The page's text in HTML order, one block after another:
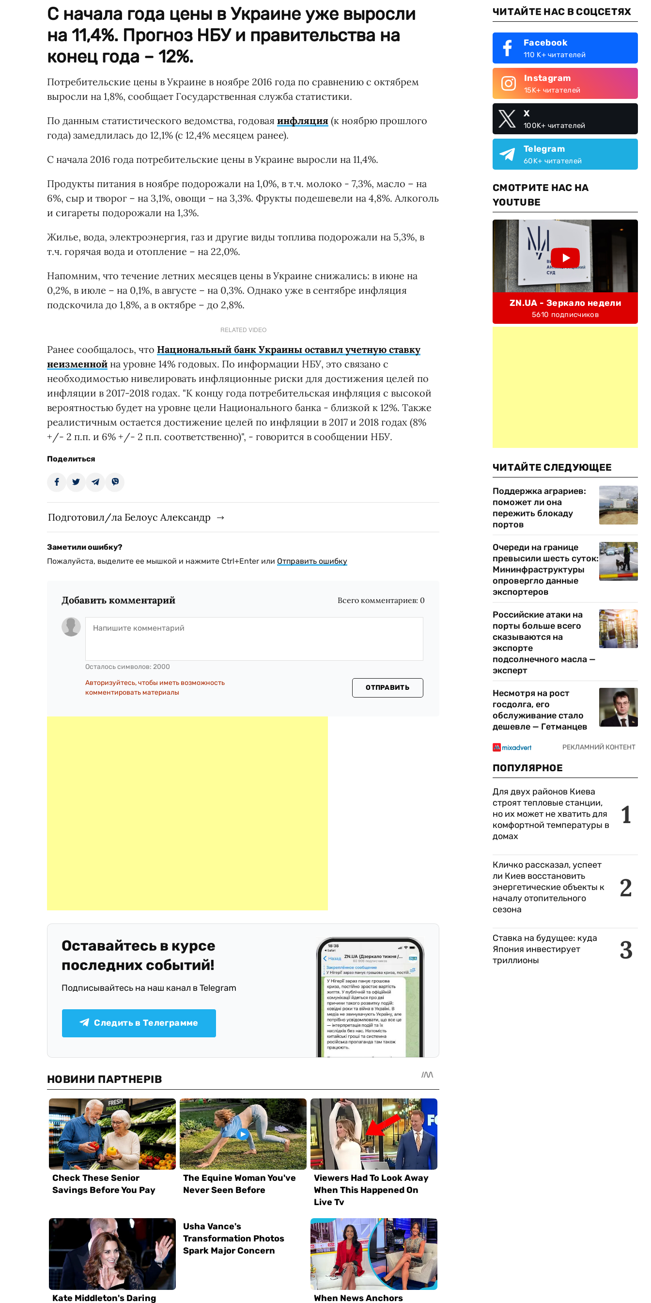
С начала года цены в Украине уже выросли
на 11,4%. Прогноз НБУ и правительства на
конец года – 12%.
Потребительские цены в Украине в ноябре 2016 года по сравнению с октябрем
выросли на 1,8%, сообщает Государственная служба статистики.
По данным статистического ведомства, годовая инфляция (к ноябрю прошлого
года) замедлилась до 12,1% (с 12,4% месяцем ранее).
С начала 2016 года потребительские цены в Украине выросли на 11,4%.
Продукты питания в ноябре подорожали на 1,0%, в т.ч. молоко - 7,3%, масло – на
6%, сыр и творог – на 3,1%, овощи – на 3,3%. Фрукты подешевели на 4,8%. Алкоголь
и сигареты подорожали на 1,3%.
Жилье, вода, электроэнергия, газ и другие виды топлива подорожали на 5,3%, в
т.ч. горячая вода и отопление – на 22,0%.
Напомним, что течение летних месяцев цены в Украине снижались: в июне на
0,2%, в июле – на 0,1%, в августе – на 0,3%. Однако уже в сентябре инфляция
подскочила до 1,8%, а в октябре – до 2,8%.
RELATED VIDEO
Ранее сообщалось, что Национальный банк Украины оставил учетную ставку
неизменной на уровне 14% годовых. По информации НБУ, это связано с
необходимостью нивелировать инфляционные риски для достижения целей по
инфляции в 2017-2018 годах. "К концу года потребительская инфляция с высокой
вероятностью будет на уровне цели Национального банка - близкой к 12%. Также
реалистичным остается достижение целей по инфляции в 2017 и 2018 годах (8%
+/- 2 п.п. и 6% +/- 2 п.п. соответственно)", - говорится в сообщении НБУ.
Поделиться
Подготовил/ла Белоус Александр
Заметили ошибку?
Пожалуйста, выделите ее мышкой и нажмите Ctrl+Enter или Отправить ошибку
Добавить комментарий Всего комментариев: 0
Осталось символов: 2000
Авторизуйтесь, чтобы иметь возможность
комментировать материалы
ОТПРАВИТЬ
Оставайтесь в курсе
последних событий!
Подписывайтесь на наш канал в Telegram
Следить в Телеграмме
ЧИТАЙТЕ НАС В СОЦСЕТЯХ
Facebook
110 K+ читателей
Instagram
15K+ читателей
X
100K+ читателей
Telegram
60K+ читателей
СМОТРИТЕ НАС НА
YOUTUBE
ZN.UA - Зеркало недели
5610 подписчиков
ЧИТАЙТЕ СЛЕДУЮЩЕЕ
Поддержка аграриев:
поможет ли она
пережить блокаду
портов
Очереди на границе
превысили шесть суток:
Мининфраструктуры
опровергло данные
экспортеров
Российские атаки на
порты больше всего
сказываются на
экспорте
подсолнечного масла —
эксперт
Несмотря на рост
госдолга, его
обслуживание стало
дешевле — Гетманцев
ПОПУЛЯРНОЕ
1
Для двух районов Киева
строят тепловые станции,
но их может не хватить для
комфортной температуры в
домах
2
Кличко рассказал, успеет
ли Киев восстановить
энергетические объекты к
началу отопительного
сезона
3
Ставка на будущее: куда
Япония инвестирует
триллионы